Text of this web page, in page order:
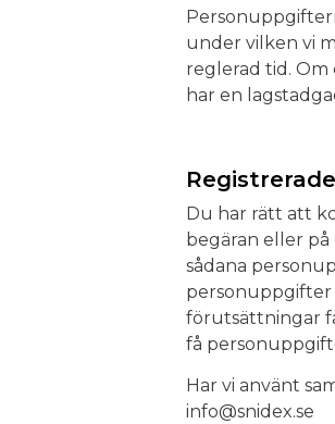
under vilken vi
reglerad tid.
har en
Du har rätt att
begäran eller
sådana
personuppgifter
förutsättningar
få
Har vi använt
info@snidex.se